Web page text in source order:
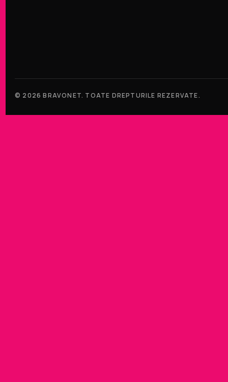
© 2026 BRAVONET. TOATE DREPTURILE REZERVATE.